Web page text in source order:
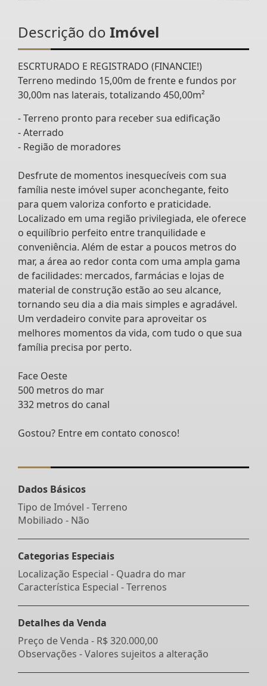
Descrição do Imóvel
ESCRTURADO E REGISTRADO (FINANCIE!)
Terreno medindo 15,00m de frente e fundos por
30,00m nas laterais, totalizando 450,00m²
- Terreno pronto para receber sua edificação
- Aterrado
- Região de moradores
Desfrute de momentos inesquecíveis com sua
família neste imóvel super aconchegante, feito
para quem valoriza conforto e praticidade.
Localizado em uma região privilegiada, ele oferece
o equilíbrio perfeito entre tranquilidade e
conveniência. Além de estar a poucos metros do
mar, a área ao redor conta com uma ampla gama
de facilidades: mercados, farmácias e lojas de
material de construção estão ao seu alcance,
tornando seu dia a dia mais simples e agradável.
Um verdadeiro convite para aproveitar os
melhores momentos da vida, com tudo o que sua
família precisa por perto.
Face Oeste
500 metros do mar
332 metros do canal
Gostou? Entre em contato conosco!
Dados Básicos
Tipo de Imóvel - Terreno
Mobiliado - Não
Categorias Especiais
Localização Especial - Quadra do mar
Característica Especial - Terrenos
Detalhes da Venda
Preço de Venda - R$ 320.000,00
Observações - Valores sujeitos a alteração